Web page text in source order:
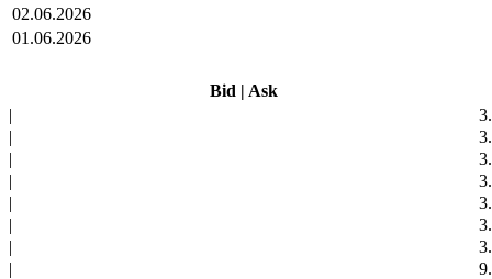
02.06.2026
01.06.2026
Bid | Ask
|
|
|
|
|
|
|
|